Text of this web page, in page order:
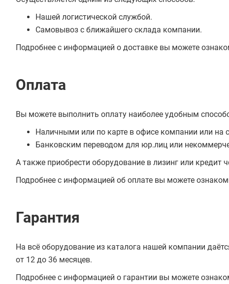
Нашей логистической службой.
Самовывоз с ближайшего склада компании.
Подробнее с информацией о доставке вы можете
Оплата
Вы можете выполнить оплату наиболее удобным
Наличными или по карте в офисе компании или на
Банковским переводом для юр.лиц или
А также приобрести оборудование в лизинг или кредит
Подробнее с информацией об оплате вы можете
Гарантия
На всё оборудование из каталога нашей компании
от 12 до 36 месяцев.
Подробнее с информацией о гарантии вы можете